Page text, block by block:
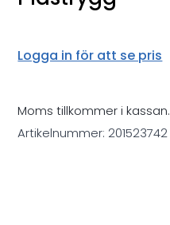
Logga in för att se pris
Moms tillkommer i kassan.
Artikelnummer: 201523742